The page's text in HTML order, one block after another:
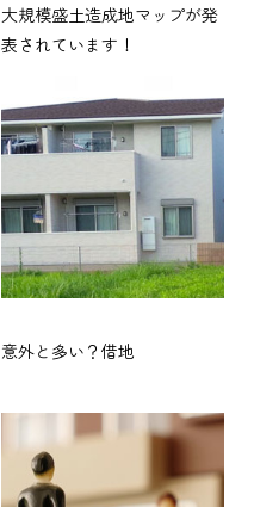
大規模盛土造成地マップが発
表されています！
意外と多い？借地